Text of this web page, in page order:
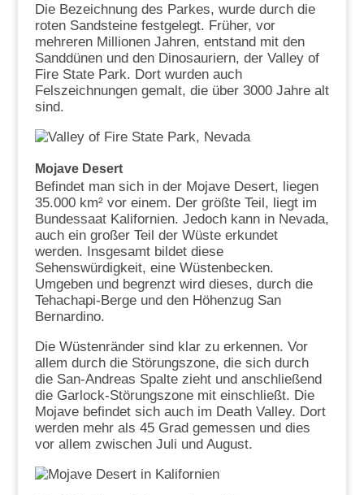
Die Bezeichnung des Parkes, wurde durch die
roten Sandsteine festgelegt. Früher, vor
mehreren Millionen Jahren, entstand mit den
Sanddünen und den Dinosauriern, der Valley of
Fire State Park. Dort wurden auch
Felszeichnungen gemalt, die über 3000 Jahre alt
sind.
Mojave Desert
Befindet man sich in der Mojave Desert, liegen
35.000 km² vor einem. Der größte Teil, liegt im
Bundessaat Kalifornien. Jedoch kann in Nevada,
auch ein großer Teil der Wüste erkundet
werden. Insgesamt bildet diese
Sehenswürdigkeit, eine Wüstenbecken.
Umgeben und begrenzt wird dieses, durch die
Tehachapi-Berge und den Höhenzug San
Bernardino.
Die Wüstenränder sind klar zu erkennen. Vor
allem durch die Störungszone, die sich durch
die San-Andreas Spalte zieht und anschließend
die Garlock-Störungszone mit einschließt. Die
Mojave befindet sich auch im Death Valley. Dort
werden mehr als 45 Grad gemessen und dies
vor allem zwischen Juli und August.